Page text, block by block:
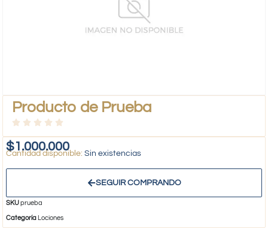
Producto de Prueba
$1.000.000 Sin existencias
SEGUIR COMPRANDO
SKUprueba
Categoría Lociones